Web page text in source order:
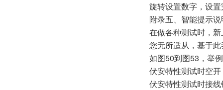
旋转设置数字，设
附录五、智能提示
在做各种测试时，
您无所适从，基于
如图50到图53，举
伏安特性测试时空
伏安特性测试时接